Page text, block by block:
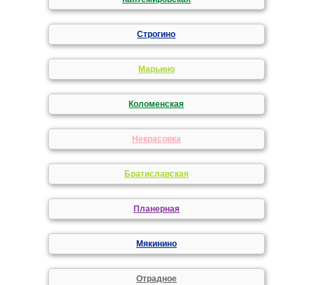
Строгино
Марьино
Коломенская
Некрасовка
Братиславская
Планерная
Мякинино
Отрадное